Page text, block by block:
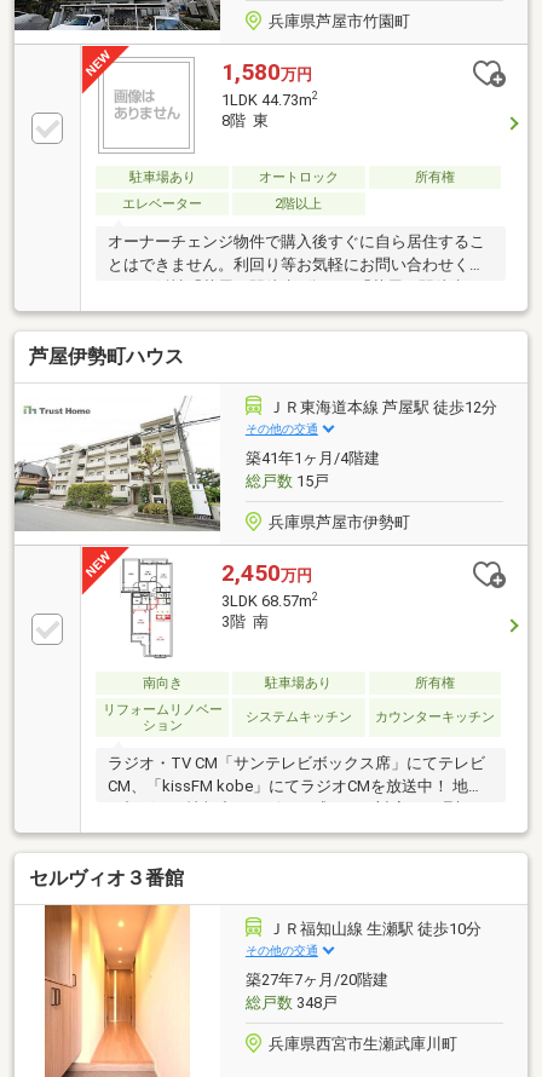
兵庫県芦屋市竹園町
1,580万円
1LDK 44.73m2
8階 東
駐車場あり オートロック
所有権
エレベーター
2階以上
オーナーチェンジ物件で購入後すぐに自ら居住するこ
とはできません。利回り等お気軽にお問い合わせくだ
分の2WAYアクセス可！
芦屋伊勢町ハウス
ＪＲ東海道本線 芦屋駅 徒歩12分
その他の交通
築41年1ヶ月/4階建
総戸数15戸
兵庫県芦屋市伊勢町
2,450万円
3LDK 68.57m2
3階 南
南向き 駐車場あり
所有権
リフォームリノベー
ション
システムキッチン カウンターキッチン
ラジオ・TV CM「サンテレビボックス席」にてテレビ
CM、「kissFM kobe」にてラジオCMを放送中！ 地域
住まい探しをサポート致します♪
セルヴィオ３番館
ＪＲ福知山線 生瀬駅 徒歩10分
その他の交通
築27年7ヶ月/20階建
総戸数348戸
兵庫県西宮市生瀬武庫川町